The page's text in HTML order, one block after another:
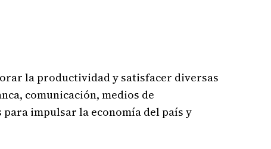
la productividad y satisfacer diversas
comunicación, medios de
impulsar la economía del país y